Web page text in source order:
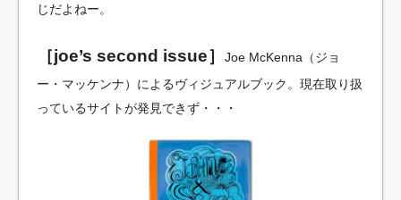
じだよねー。
［joe’s second issue］
Joe McKenna（ジョ
ー・マッケンナ）によるヴィジュアルブック。現在取り扱
っているサイトが発見できず・・・